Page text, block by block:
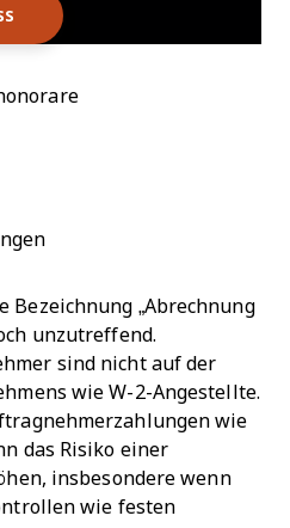
Bezeichnung „Abrechnung
unzutreffend.
sind nicht auf der
wie W-2-Angestellte.
wie
das Risiko einer
insbesondere wenn
wie festen